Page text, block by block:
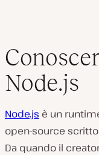
Node.js
Node.js è un
open-source
Da quando il